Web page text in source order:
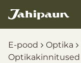
E-pood Optika
Optikakinnitused